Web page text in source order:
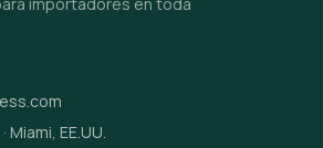
Miami, EE.UU.